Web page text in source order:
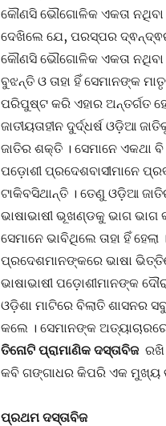
କୌଣସି ଭୌଗୋଳିକ ଏକତା ନଥିବା
ଦେଖିଲେ ଯେ, ପରସ୍ପର
କୌଣସି ଭୌଗୋଳିକ ଏକତା ନଥିବା
ବୁଝନ୍ତି ଓ ତାହା ହିଁ ସେମାନଙ୍କ
ପରିପୁଷ୍ଟ କରି ଏହାର ଅନ୍ତର୍ଗତ
ଜାତୀୟତାହୀନ ଦୁର୍ଦ୍ଧର୍ଷ ଓଡ଼ିଆ
ଜାତିର ଶକ୍ତି । ସେମାନେ ଏକଥା
ପଡ଼ୋଶୀ ପ୍ରଦେଶବାସୀମାନେ
ଟାକିବସିଥାନ୍ତି । ତେଣୁ ଓଡ଼ିଆ
ଭାଷାଭାଷୀ ଭୂଖଣ୍ଡକୁ ଭାଗ ଭାଗ
ସେମାନେ ଭାବିଥିଲେ ତାହା ହିଁ
ପ୍ରଦେଶମାନଙ୍କରେ ଭାଷା
ଭାଷାଭାଷୀ ପଡ଼ୋଶୀମାନଙ୍କ
ଓଡ଼ିଶା ମାଟିରେ ବିଲାତି ଶାସନର
କଲେ । ସେମାନଙ୍କ
ତିନୋଟି ପ୍ରାମାଣିକ ଦସ୍ତାବିଜ ରଖି
କବି ଗଙ୍ଗାଧର କିପରି ଏକ ମୁଖ୍ୟ
ପ୍ରଥମ ଦସ୍ତାବିଜ